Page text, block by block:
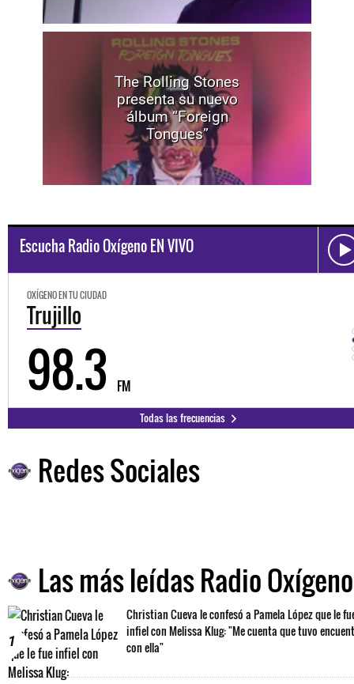
The Rolling Stones
presenta su nuevo
álbum “Foreign
Tongues”
Escucha Radio Oxígeno EN VIVO
OXÍGENO EN TU CIUDAD
Trujillo
98.3 FM
Todas las frecuencias
Redes Sociales
Las más leídas Radio Oxígeno
1
Christian Cueva le confesó a Pamela López que le
infiel con Melissa Klug: "Me cuenta que tuvo
con ella"